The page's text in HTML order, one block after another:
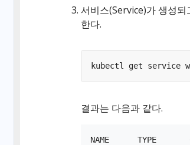
서비스(Service)가 생성
한다.
결과는 다음과 같다.
NAME      TYPE